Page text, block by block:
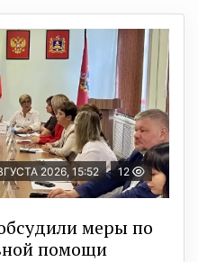
2026, 15:52 12
меры по
помощи